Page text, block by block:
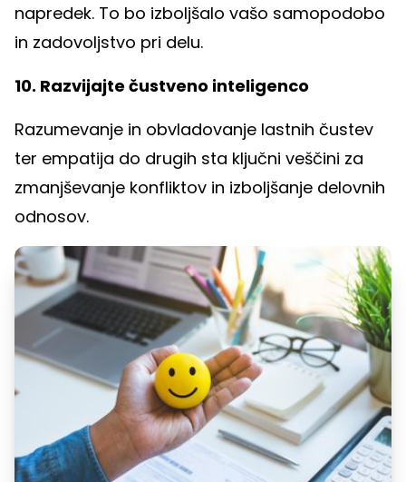
napredek. To bo izboljšalo vašo samopodobo
in zadovoljstvo pri delu.
10. Razvijajte čustveno inteligenco
Razumevanje in obvladovanje lastnih čustev
ter empatija do drugih sta ključni veščini za
zmanjševanje konfliktov in izboljšanje delovnih
odnosov.